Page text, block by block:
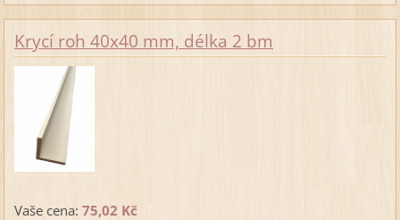
Krycí roh 40x40 mm, délka 2 bm
Vaše cena: 75,02 Kč